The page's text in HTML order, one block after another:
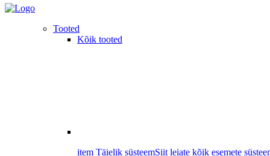
Tooted
Kõik tooted
item Täielik süsteemSiit leiate kõik esemete